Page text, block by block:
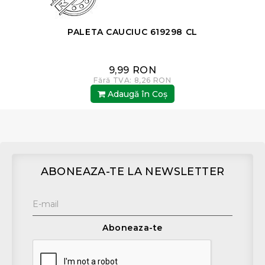
PALETA CAUCIUC 619298 CL
9,99 RON
Fără TVA: 8,26 RON
Adaugă în Coş
ABONEAZA-TE LA NEWSLETTER
Aboneaza-te